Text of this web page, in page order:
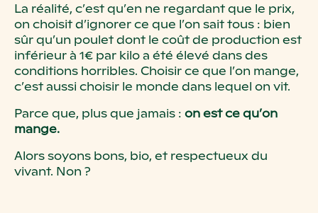
La réalité, c’est qu’en ne regardant que le prix,
on choisit d’ignorer ce que l’on sait tous : bien
sûr qu’un poulet dont le coût de production est
inférieur à 1€ par kilo a été élevé dans des
conditions horribles. Choisir ce que l’on mange,
c’est aussi choisir le monde dans lequel on vit.
Parce que, plus que jamais : on est ce qu’on
mange.
Alors soyons bons, bio, et respectueux du
vivant. Non ?